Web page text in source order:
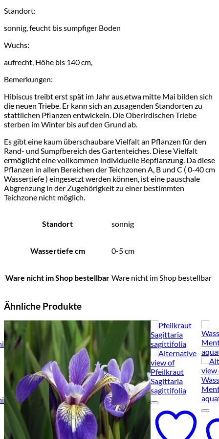
Standort:
sonnig, feucht bis sumpfiger Boden
Wuchs:
aufrecht, Höhe bis 140 cm,
Bemerkungen:
Hibiscus treibt erst spät im Jahr aus,etwa mitte Mai bilden sich
die neuen Triebe. Er kann sich an zusagenden Standorten zu
stattlichen Pflanzen entwickeln. Die Oberirdischen Triebe
sterben im Winter bis auf den Grund ab.
Es gibt eine kaum überschaubare Vielfalt an Pflanzen für den
Rand- und Sumpfbereich des Gartenteiches. Diese Vielfalt
ermöglicht eine vollkommen individuelle Bepflanzung. Da diese
Pflanzen in allen Bereichen der Teichzonen A, B und C ( 0-40 cm
Wassertiefe ) eingesetzt werden können, ist eine pauschale
Abgrenzung in der Zugehörigkeit zu einer bestimmten
Teichzone nicht möglich.
Standort sonnig
Wassertiefe cm 0-5 cm
Ware nicht im Shop bestellbar Ware nicht im Shop bestellbar
Ähnliche Produkte